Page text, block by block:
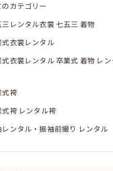
のカテゴリー
三レンタル衣裳 七五三 着物
式衣裳レンタル
式衣裳レンタル 卒業式 着物 レン
式袴
式袴 レンタル袴
レンタル・振袖前撮り レンタル